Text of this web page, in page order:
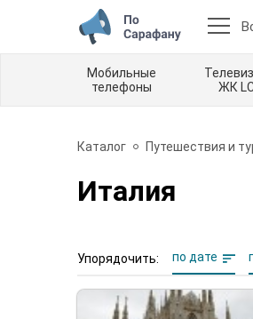
Мобильные
телефоны
ЖК
Каталог Путешествия и
Италия
Упорядочить: по дате